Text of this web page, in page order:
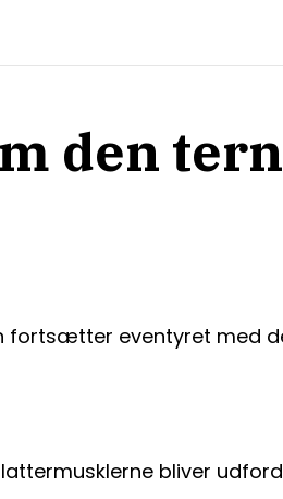
den
fortsætter eventyret med
bliver